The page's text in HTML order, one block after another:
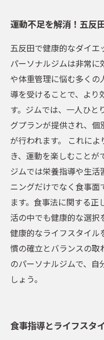
運動不足を解消！五反
五反田で健康的なダイエ
パーソナルジムは非常に
や体重管理に悩む多く
導を受けることで、より
す。ジムでは、一人ひと
グプランが提供され、
が行われます。 これに
き、運動を楽しむことが
ジムでは栄養指導や生活
ニングだけでなく食事面
ます。食事法に関する
活の中でも健康的な選択
健康的なライフスタイル
慣の確立とバランスの取
のパーソナルジムで、自
しょう。
食事指導とライフスタ